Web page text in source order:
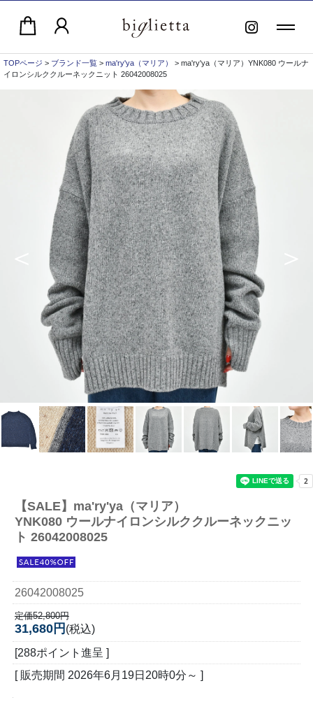
TOPページ > ブランド一覧 > ma'ry'ya（マリア）
> ma'ry'ya（マリア）YNK080 ウールナ
イロンシルククルーネックニット 26042008025
【SALE】 ma'ry'ya（マリア）
YNK080 ウールナイロンシルククルーネックニッ
ト 26042008025
26042008025
定価52,800円
31,680円 (税込)
[288ポイント進呈 ]
[ 販売期間 2026年6月19日20時0分 ～ ]